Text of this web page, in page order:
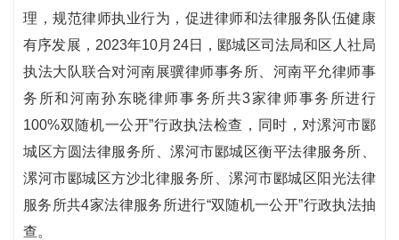
理，规范律师执业行为，促进律师和法律服务队伍健康
有序发展，2023年10月24日，郾城区司法局和区人社局
执法大队联合对河南展骥律师事务所、河南平允律师事
务所和河南孙东晓律师事务所共3家律师事务所进行
100%双随机一公开”行政执法检查，同时，对漯河市郾
城区方圆法律服务所、漯河市郾城区衡平法律服务所、
漯河市郾城区方沙北律服务所、漯河市郾城区阳光法律
服务所共4家法律服务所进行“双随机一公开”行政执法抽
查。